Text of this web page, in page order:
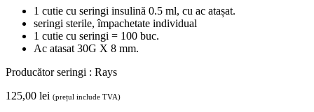
1 cutie cu seringi insulină 0.5 ml, cu ac atașat.
seringi sterile, împachetate individual
1 cutie cu seringi = 100 buc.
Ac atasat 30G X 8 mm.
Producător seringi : Rays
125,00 lei (prețul include TVA)